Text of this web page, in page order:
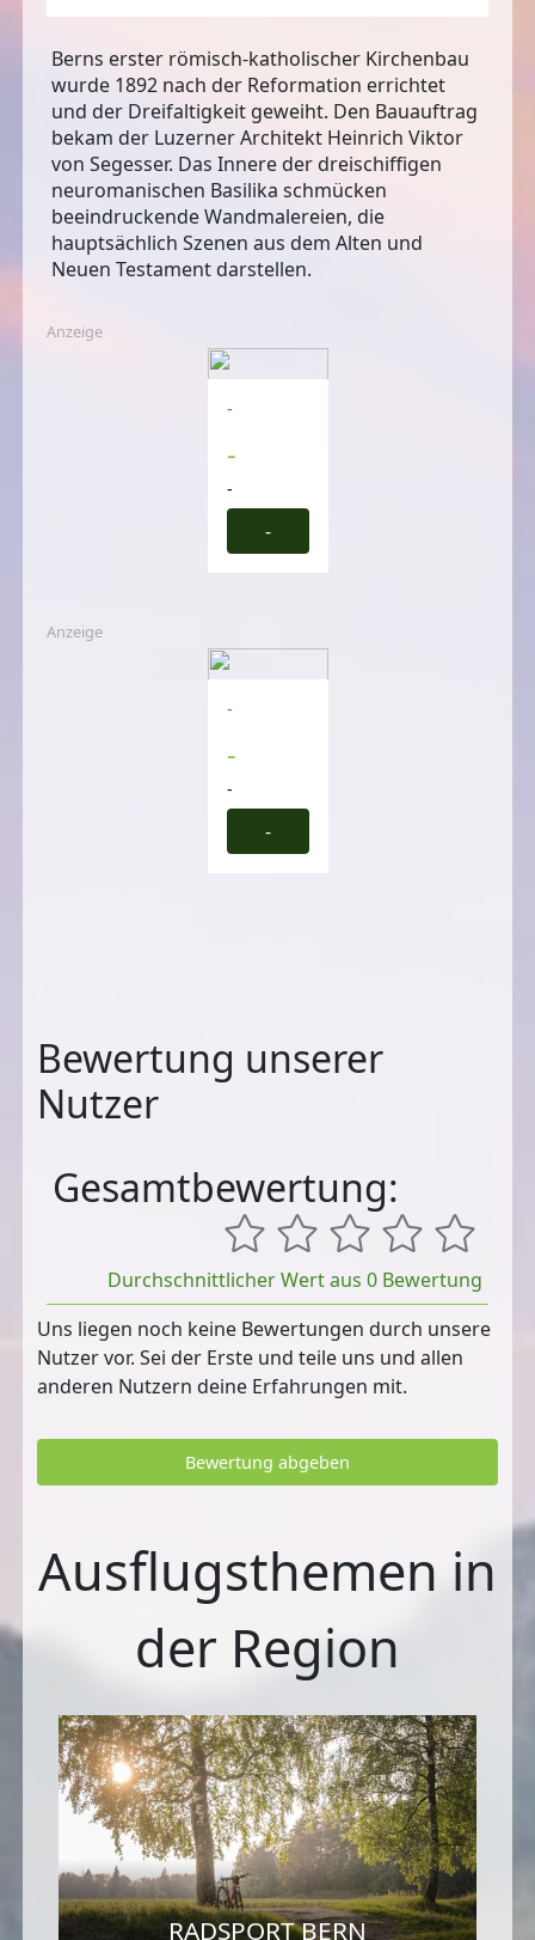
Berns erster römisch-katholischer Kirchenbau
wurde 1892 nach der Reformation errichtet
und der Dreifaltigkeit geweiht. Den Bauauftrag
bekam der Luzerner Architekt Heinrich Viktor
von Segesser. Das Innere der dreischiffigen
neuromanischen Basilika schmücken
beeindruckende Wandmalereien, die
hauptsächlich Szenen aus dem Alten und
Neuen Testament darstellen.
Anzeige
-
-
-
-
Anzeige
-
-
-
-
Bewertung unserer
Nutzer
Gesamtbewertung:
Durchschnittlicher Wert aus 0 Bewertung
Uns liegen noch keine Bewertungen durch unsere
Nutzer vor. Sei der Erste und teile uns und allen
anderen Nutzern deine Erfahrungen mit.
Bewertung abgeben
Ausflugsthemen in
der Region
RADSPORT BERN